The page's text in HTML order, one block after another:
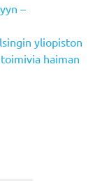
–
yliopiston
haiman